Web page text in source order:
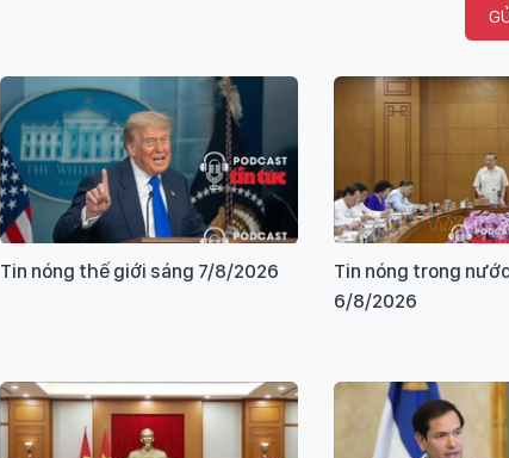
Tin nóng thế giới sáng 7/8/2026
Tin nóng trong
6/8/2026